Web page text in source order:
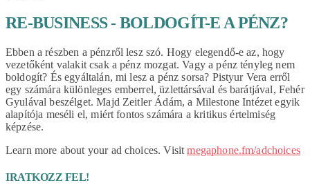
RE-BUSINESS - BOLDOGÍT-E A PÉNZ?
Ebben a részben a pénzről lesz szó. Hogy elegendő-e az, hogy
vezetőként valakit csak a pénz mozgat. Vagy a pénz tényleg nem
boldogít? És egyáltalán, mi lesz a pénz sorsa? Pistyur Vera erről
egy számára különleges emberrel, üzlettársával és barátjával, Fehér
Gyulával beszélget. Majd Zeitler Ádám, a Milestone Intézet egyik
alapítója meséli el, miért fontos számára a kritikus értelmiség
képzése.
Learn more about your ad choices. Visitmegaphone.fm/adchoices
IRATKOZZ FEL!